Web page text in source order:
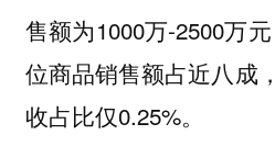
售额为1000万-2500万
位商品销售额占近八成
收占比仅0.25%。